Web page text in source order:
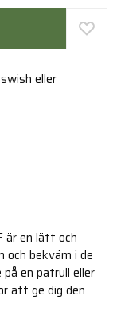
eller
är en lätt och
och bekväm i de
en patrull eller
att ge dig den